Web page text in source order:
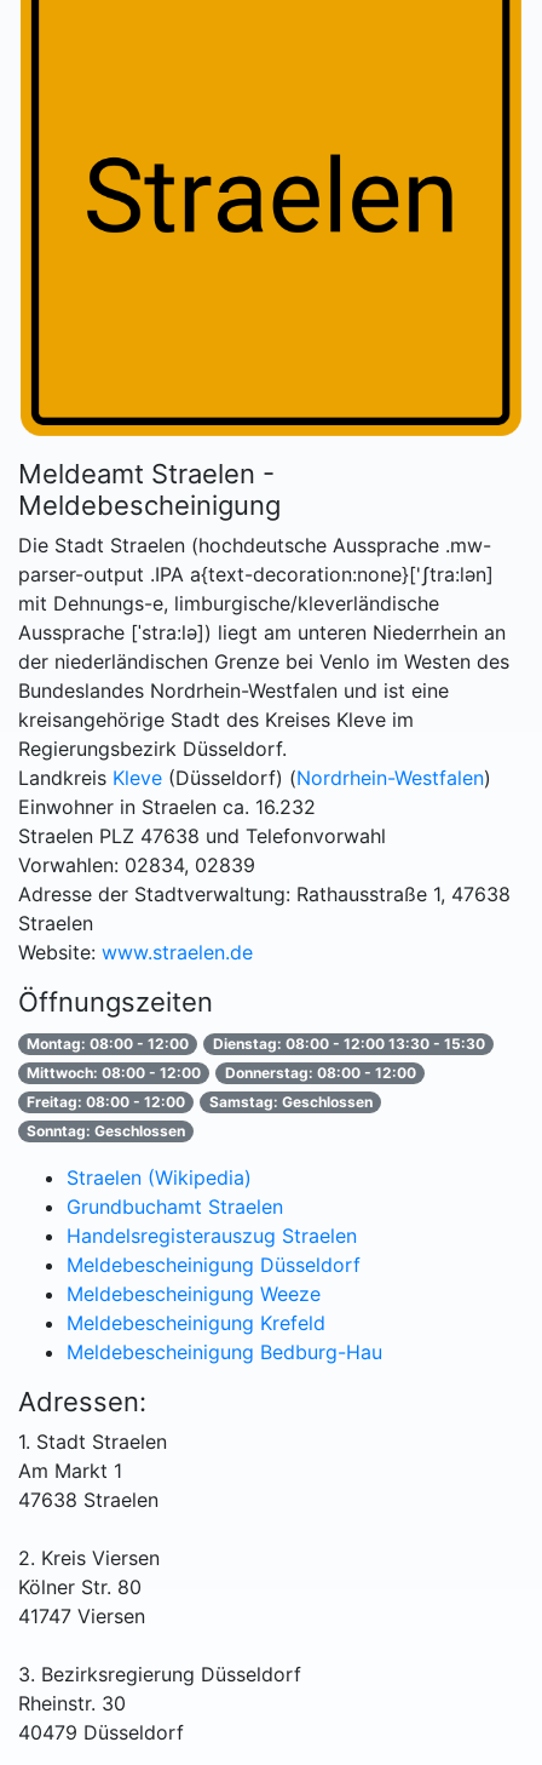
Meldeamt Straelen -
Meldebescheinigung
Die Stadt Straelen (hochdeutsche Aussprache .mw-
parser-output .IPA a{text-decoration:none}['ʃtra:lən]
mit Dehnungs-e, limburgische/kleverländische
Aussprache [ˈstra:lə]) liegt am unteren Niederrhein an
der niederländischen Grenze bei Venlo im Westen des
Bundeslandes Nordrhein-Westfalen und ist eine
kreisangehörige Stadt des Kreises Kleve im
Regierungsbezirk Düsseldorf.
Landkreis Kleve (Düsseldorf) (Nordrhein-Westfalen)
Einwohner in Straelen ca. 16.232
Straelen PLZ 47638 und Telefonvorwahl
Vorwahlen: 02834, 02839
Adresse der Stadtverwaltung: Rathausstraße 1, 47638
Straelen
Website: www.straelen.de
Öffnungszeiten
Montag: 08:00 - 12:00
Dienstag: 08:00 - 12:00 13:30 - 15:30
Mittwoch: 08:00 - 12:00
Donnerstag: 08:00 - 12:00
Freitag: 08:00 - 12:00
Samstag: Geschlossen
Sonntag: Geschlossen
Straelen (Wikipedia)
Grundbuchamt Straelen
Handelsregisterauszug Straelen
Meldebescheinigung Düsseldorf
Meldebescheinigung Weeze
Meldebescheinigung Krefeld
Meldebescheinigung Bedburg-Hau
Adressen:
1. Stadt Straelen
Am Markt 1
47638 Straelen
2. Kreis Viersen
Kölner Str. 80
41747 Viersen
3. Bezirksregierung Düsseldorf
Rheinstr. 30
40479 Düsseldorf